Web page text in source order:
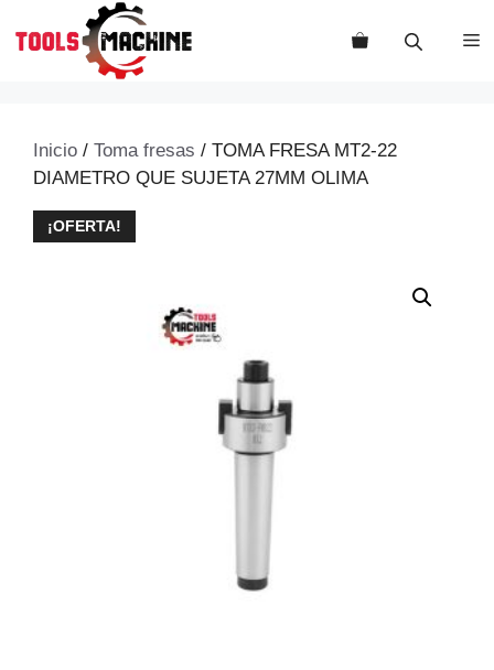
Inicio / Toma fresas / TOMA FRESA MT2-22
DIAMETRO QUE SUJETA 27MM OLIMA
¡OFERTA!